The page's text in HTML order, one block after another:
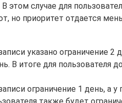
этом случае для
но приоритет отдается
указано ограничение 2
В итоге для пользователя
ограничение 1 день, а у